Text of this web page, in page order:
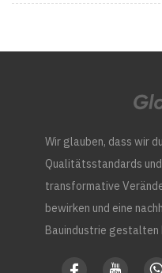
Wir glauben, dass wir
Qualitätsstandards
transformative
bewirken und eine
Bauindustrie gestalten